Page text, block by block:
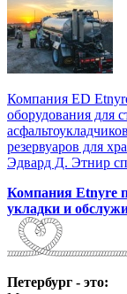
Компания ED
оборудования для
резервуаров для
Эдвард Д. Этнир
Компания Etnyre
укладки и
Петербург - это: